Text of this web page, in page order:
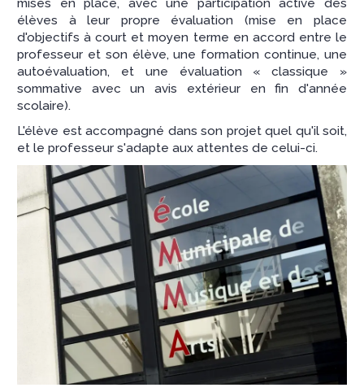
mises en place, avec une participation active des
élèves à leur propre évaluation (mise en place
d'objectifs à court et moyen terme en accord entre le
professeur et son élève, une formation continue, une
autoévaluation, et une évaluation « classique »
sommative avec un avis extérieur en fin d'année
scolaire).
L'élève est accompagné dans son projet quel qu'il soit,
et le professeur s'adapte aux attentes de celui-ci.